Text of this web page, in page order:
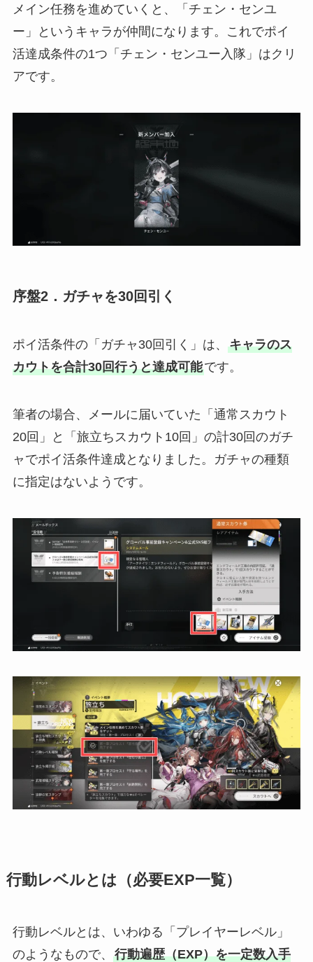
メイン任務を進めていくと、「チェン・センユ
ー」というキャラが仲間になります。これでポイ
活達成条件の1つ「チェン・センユー入隊」はクリ
アです。
序盤2．ガチャを30回引く
ポイ活条件の「ガチャ30回引く」は、 キャラのス
カウトを合計30回行うと達成可能です。
筆者の場合、メールに届いていた「通常スカウト
20回」と「旅立ちスカウト10回」の計30回のガチ
ャでポイ活条件達成となりました。ガチャの種類
に指定はないようです。
行動レベルとは（必要EXP一覧）
行動レベルとは、いわゆる「プレイヤーレベル」
のようなもので、 行動遍歴（EXP）を一定数入手